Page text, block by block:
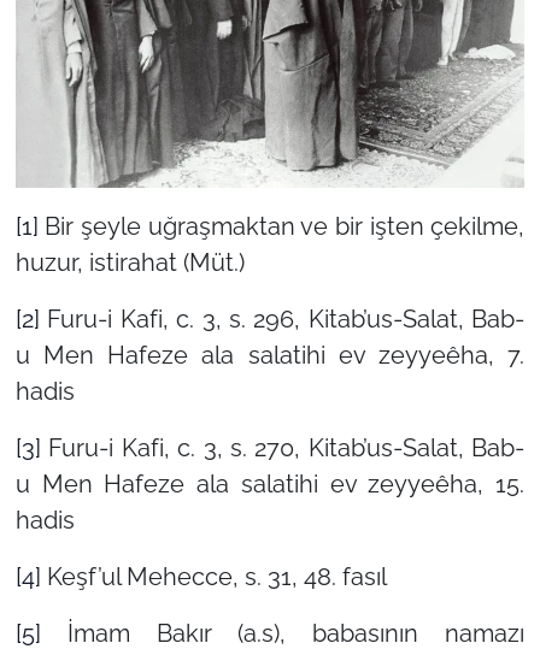
[1] Bir şeyle uğraşmaktan ve bir işten çekilme,
huzur, istirahat (Müt.)
[2] Furu-i Kafi, c. 3, s. 296, Kitab’us-Salat, Bab-
u Men Hafeze ala salatihi ev zeyyeêha, 7.
hadis
[3] Furu-i Kafi, c. 3, s. 270, Kitab’us-Salat, Bab-
u Men Hafeze ala salatihi ev zeyyeêha, 15.
hadis
[4] Keşf’ul Mehecce, s. 31, 48. fasıl
[5] İmam Bakır (a.s), babasının namazı